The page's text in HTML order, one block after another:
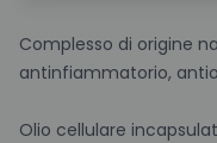
Complesso di origine
antinfiammatorio,
Olio cellulare